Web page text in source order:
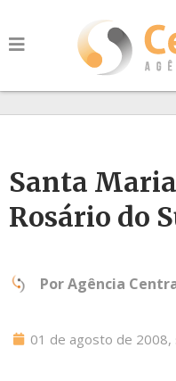
Santa
Rosário do
PorAgência
01 de agosto de